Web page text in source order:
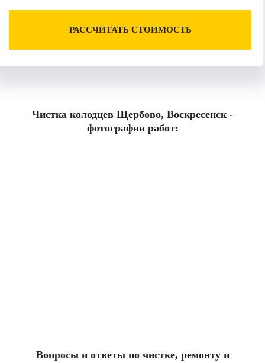
РАССЧИТАТЬ СТОИМОСТЬ
Чистка колодцев Щербово, Воскресенск -
фотографии работ:
Вопросы и ответы по чистке, ремонту и